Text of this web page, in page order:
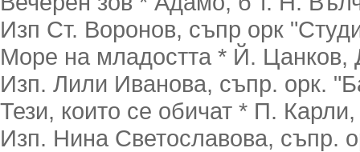
Изп Ст. Воронов, съпр орк
Море на младостта * Й. Цанков,
Изп. Лили Иванова, съпр. орк.
Тези, които се обичат * П.
Изп. Нина Светославова, съпр.